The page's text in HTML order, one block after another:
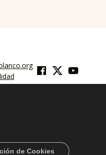
Facebook
Twitter
de Cookies